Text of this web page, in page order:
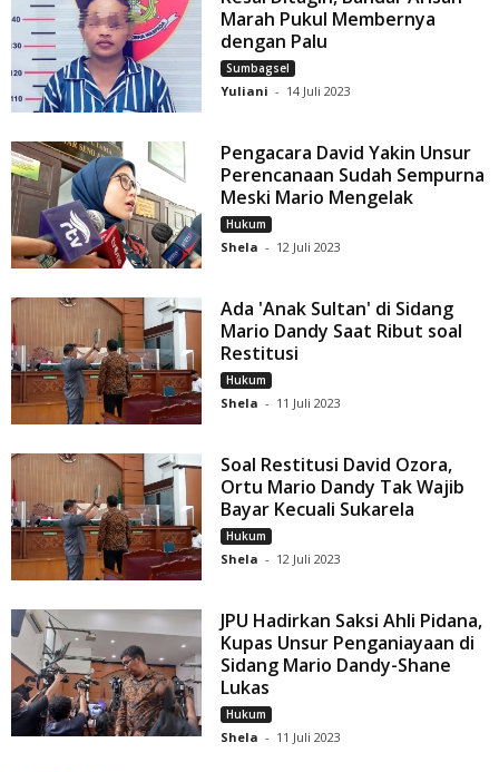
Marah Pukul Membernya
dengan Palu
Sumbagsel
Yuliani - 14 Juli 2023
Pengacara David Yakin Unsur
Perencanaan Sudah Sempurna
Meski Mario Mengelak
Hukum
Shela - 12 Juli 2023
Ada 'Anak Sultan' di Sidang
Mario Dandy Saat Ribut soal
Restitusi
Hukum
Shela - 11 Juli 2023
Soal Restitusi David Ozora,
Ortu Mario Dandy Tak Wajib
Bayar Kecuali Sukarela
Hukum
Shela - 12 Juli 2023
JPU Hadirkan Saksi Ahli Pidana,
Kupas Unsur Penganiayaan di
Sidang Mario Dandy-Shane
Lukas
Hukum
Shela - 11 Juli 2023